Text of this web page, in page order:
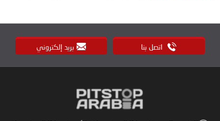
اتصل بنا بريد إلكتروني